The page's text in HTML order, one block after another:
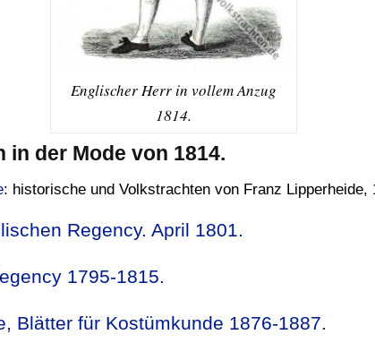
Englischer Herr in vollem Anzug
1814.
in der Mode von 1814.
: historische und Volkstrachten von Franz Lipperheide,
Regency. April 1801.
1795-1815.
Blätter für Kostümkunde 1876-1887.